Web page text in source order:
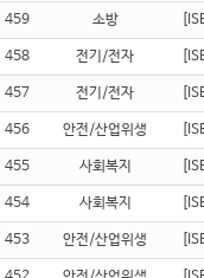
459 소방
458 전기/전자
457 전기/전자
456 안전/산업위생
455 사회복지
454 사회복지
453 안전/산업위생